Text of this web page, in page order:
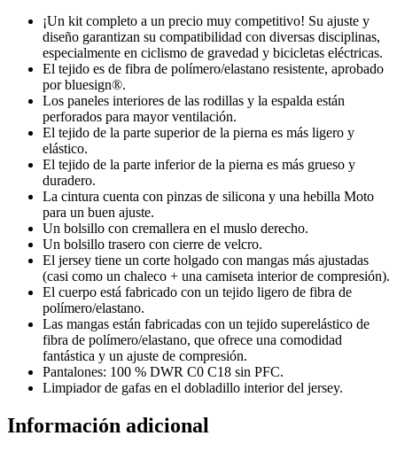
¡Un kit completo a un precio muy competitivo! Su ajuste y
diseño garantizan su compatibilidad con diversas disciplinas,
especialmente en ciclismo de gravedad y bicicletas eléctricas.
El tejido es de fibra de polímero/elastano resistente, aprobado
por bluesign®.
Los paneles interiores de las rodillas y la espalda están
perforados para mayor ventilación.
El tejido de la parte superior de la pierna es más ligero y
elástico.
El tejido de la parte inferior de la pierna es más grueso y
duradero.
La cintura cuenta con pinzas de silicona y una hebilla Moto
para un buen ajuste.
Un bolsillo con cremallera en el muslo derecho.
Un bolsillo trasero con cierre de velcro.
El jersey tiene un corte holgado con mangas más ajustadas
(casi como un chaleco + una camiseta interior de compresión).
El cuerpo está fabricado con un tejido ligero de fibra de
polímero/elastano.
Las mangas están fabricadas con un tejido superelástico de
fibra de polímero/elastano, que ofrece una comodidad
fantástica y un ajuste de compresión.
Pantalones: 100 % DWR C0 C18 sin PFC.
Limpiador de gafas en el dobladillo interior del jersey.
Información adicional